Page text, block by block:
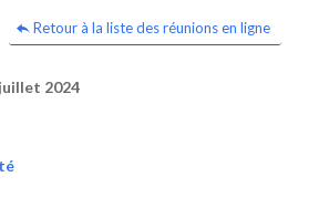
Retour à la liste des réunions en ligne
2024